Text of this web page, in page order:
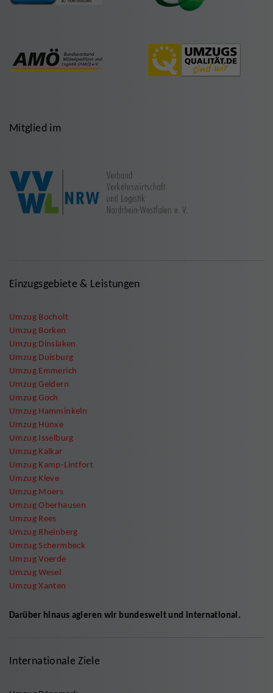
Mitglied im
Einzugsgebiete & Leistungen
Umzug Bocholt
Umzug Borken
Umzug Dinslaken
Umzug Duisburg
Umzug Emmerich
Umzug Geldern
Umzug Goch
Umzug Hamminkeln
Umzug Hünxe
Umzug Isselburg
Umzug Kalkar
Umzug Kamp-Lintfort
Umzug Kleve
Umzug Moers
Umzug Oberhausen
Umzug Rees
Umzug Rheinberg
Umzug Schermbeck
Umzug Voerde
Umzug Wesel
Umzug Xanten
Darüber hinaus agieren wir bundesweit und international.
Internationale Ziele